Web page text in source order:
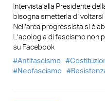
Intervista alla Presidente
bisogna smetterla di voltarsi
Nell’area progressista si è
L’apologia di fascismo non
su Facebook
Antifascismo
Neofascismo